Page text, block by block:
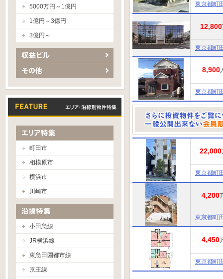
東京都町
12,800
東京都町
8,900
東京都町
22,000
東京都町
4,200
東京都町
4,450
東京都町
5000万円～1億円
1億円～3億円
3億円～
町田市
相模原市
横浜市
川崎市
小田急線
JR横浜線
東急田園都市線
京王線